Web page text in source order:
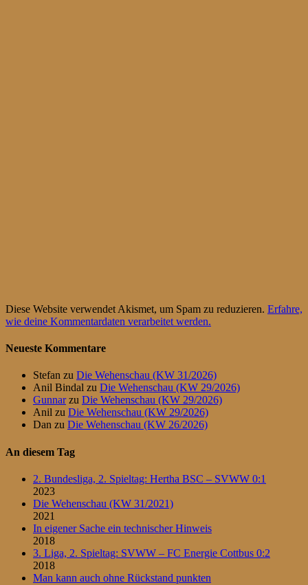
Diese Website verwendet Akismet, um Spam zu reduzieren. Erfahre,
wie deine Kommentardaten verarbeitet werden.
Neueste Kommentare
Stefan zu Die Wehenschau (KW 31/2026)
Anil Bindal zu Die Wehenschau (KW 29/2026)
Gunnarzu Die Wehenschau (KW 29/2026)
Anil zu Die Wehenschau (KW 29/2026)
Dan zu Die Wehenschau (KW 26/2026)
An diesem Tag
2. Bundesliga, 2. Spieltag: Hertha BSC – SVWW 0:1
2023
Die Wehenschau (KW 31/2021)
2021
In eigener Sache ein technischer Hinweis
2018
3. Liga, 2. Spieltag: SVWW – FC Energie Cottbus 0:2
2018
Man kann auch ohne Rückstand punkten